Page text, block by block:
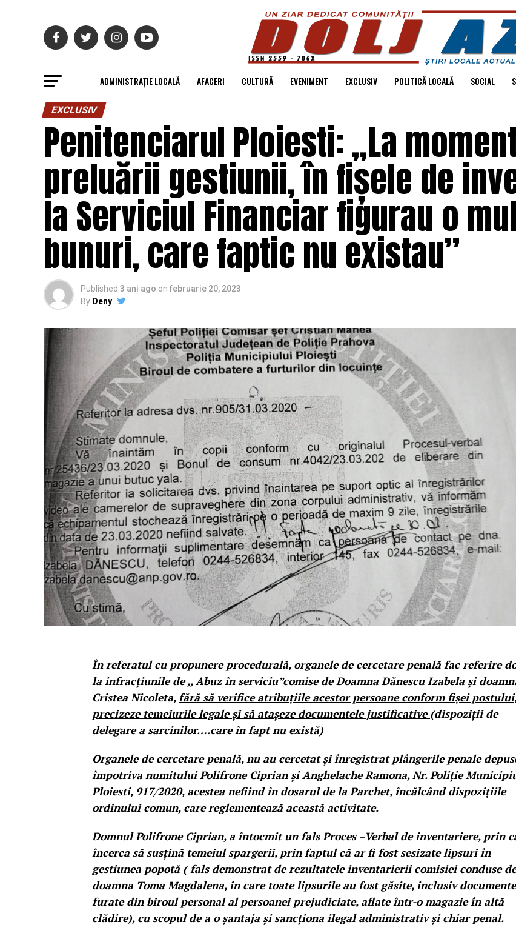
ADMINISTRAȚIE LOCALĂ AFACERI CULTURĂ EVENIMENT EXCLUSIV POLITICĂ LOCALĂ SOCIAL
EXCLUSIV
Penitenciarul Ploiesti: „La
preluării gestiunii, în fișele de
la Serviciul Financiar figurau o
bunuri, care faptic nu existau”
Published 3 ani ago on februarie 20, 2023
By Deny
În referatul cu propunere procedurală, organele de cercetare penală fac referire
la infracțiunile de ,, Abuz în serviciu”comise de Doamna Dănescu Izabela și
Cristea Nicoleta,fără să verifice atribuțiile acestor persoane conform fișei
precizeze temeiurile legale și să atașeze documentele justificative(dispoziții de
delegare a sarcinilor….care în fapt nu există)
Organele de cercetare penală, nu au cercetat și înregistrat plângerile penale
împotriva numitului Polifrone Ciprian și Anghelache Ramona, Nr. Poliție
Ploiesti, 917/2020, acestea nefiind în dosarul de la Parchet, încălcând dispozițiile
ordinului comun, care reglementează această activitate.
Domnul Polifrone Ciprian, a întocmit un fals Proces –Verbal de inventariere, prin
încerca să susțină temeiul spargerii, prin faptul că ar fi fost sesizate lipsuri în
gestiunea popotă ( fals demonstrat de rezultatele inventarierii comisiei conduse de
doamna Toma Magdalena, în care toate lipsurile au fost găsite, inclusiv
furate din biroul personal al persoanei prejudiciate, aflate într-o magazie în altă
clădire), cu scopul de a o șantaja și sancționa ilegal administrativ și chiar penal.